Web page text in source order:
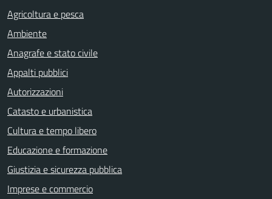
Agricoltura e pesca
Ambiente
Anagrafe e stato civile
Appalti pubblici
Autorizzazioni
Catasto e urbanistica
Cultura e tempo libero
Educazione e formazione
Giustizia e sicurezza pubblica
Imprese e commercio